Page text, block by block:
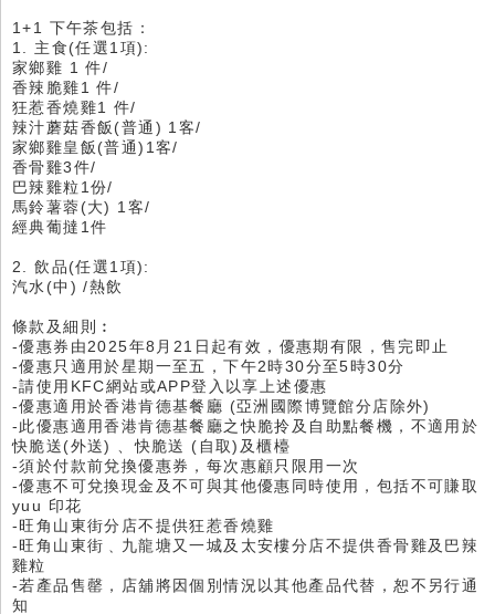
1+1 下午茶包括：
1. 主食(任選1項):
家鄉雞 1 件/
香辣脆雞1 件/
狂惹香燒雞1 件/
辣汁蘑菇香飯(普通) 1客/
家鄉雞皇飯(普通)1客/
香骨雞3件/
巴辣雞粒1份/
馬鈴薯蓉(大) 1客/
經典葡撻1件
2. 飲品(任選1項):
汽水(中) /熱飲
條款及細則︰
-優惠券由2025年8月21日起有效，優惠期有限，售完即止
-優惠只適用於星期一至五，下午2時30分至5時30分
-請使用KFC網站或APP登入以享上述優惠
-優惠適用於香港肯德基餐廳 (亞洲國際博覽館分店除外)
-此優惠適用香港肯德基餐廳之快脆拎及自助點餐機，不適用於
快脆送(外送) 、快脆送 (自取)及櫃檯
-須於付款前兌換優惠券，每次惠顧只限用一次
-優惠不可兌換現金及不可與其他優惠同時使用，包括不可賺取
yuu 印花
-旺角山東街分店不提供狂惹香燒雞
-旺角山東街﹑九龍塘又一城及太安樓分店不提供香骨雞及巴辣
雞粒
-若產品售罄，店舖將因個別情況以其他產品代替，恕不另行通
知